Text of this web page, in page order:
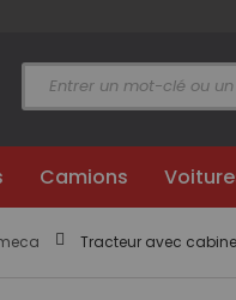
Camions
Tracteur avec